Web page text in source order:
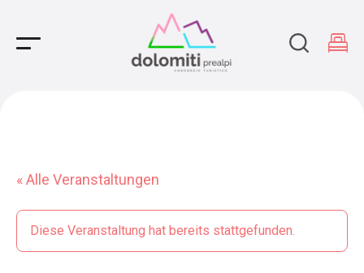
Main Navigation
« Alle Veranstaltungen
Diese Veranstaltung hat bereits stattgefunden.